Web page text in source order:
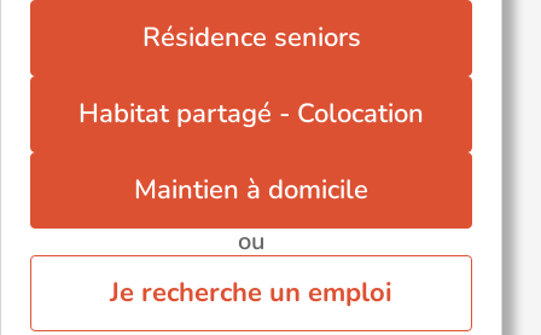
Résidence seniors
Habitat partagé - Colocation
Maintien à domicile
ou
Je recherche un emploi